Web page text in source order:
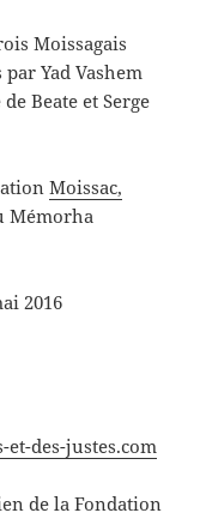
Moissagais
Yad Vashem
Beate et Serge
Moissac,
Mémorha
2016
des-justes.com
de la Fondation